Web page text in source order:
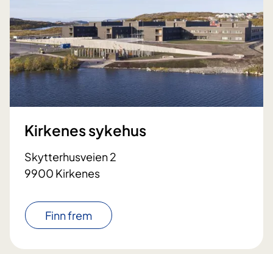
Kirkenes sykehus
Skytterhusveien 2
9900 Kirkenes
Finn frem